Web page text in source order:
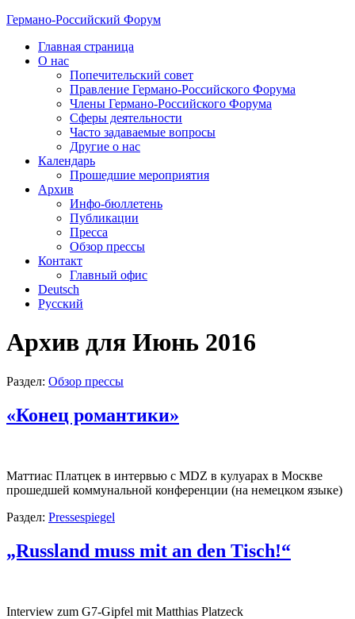
Германо-Российский Форум
Главная страница
О нас
Попечительский совет
Правление Германо-Российского Форума
Члены Германо-Российского Форума
Сферы деятельности
Часто задаваемые вопросы
Другие о нас
Календарь
Прошедшие мероприятия
Архив
Инфо-бюллетень
Публикации
Пресса
Обзор прессы
Контакт
Главный офис
Deutsch
Русский
Архив для Июнь 2016
Раздел: Обзор прессы
«Конец романтики»
Маттиас Платцек в интервью с MDZ в кулуарах в Москве
прошедшей коммунальной конференции (на немецком языке)
Раздел: Pressespiegel
„Russland muss mit an den Tisch!“
Interview zum G7-Gipfel mit Matthias Platzeck